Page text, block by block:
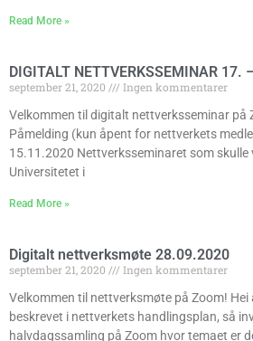
Read More »
DIGITALT NETTVERKSSEMINAR 17.
september 21, 2020
Ingen kommentarer
Velkommen til digitalt nettverksseminar på
Påmelding (kun åpent for nettverkets
15.11.2020 Nettverksseminaret som
Universitetet i
Read More »
Digitalt nettverksmøte 28.09.2020
september 21, 2020
Ingen kommentarer
Velkommen til nettverksmøte på Zoom! Hei
beskrevet i nettverkets handlingsplan, så
halvdagssamling på Zoom hvor temaet er